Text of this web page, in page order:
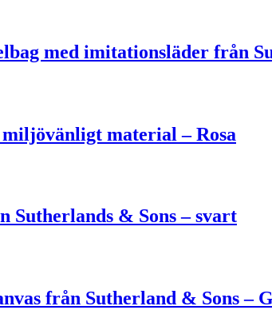
med imitationsläder från
material – Rosa
Sutherlands & Sons – svart
från Sutherland & Sons –